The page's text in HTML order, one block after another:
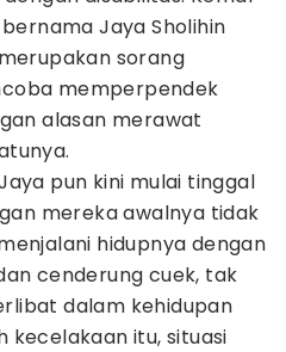
Jaya Sholihin
sorang
memperpendek
alasan merawat
pun kini mulai tinggal
mereka awalnya tidak
hidupnya dengan
cenderung cuek, tak
dalam kehidupan
kecelakaan itu, situasi